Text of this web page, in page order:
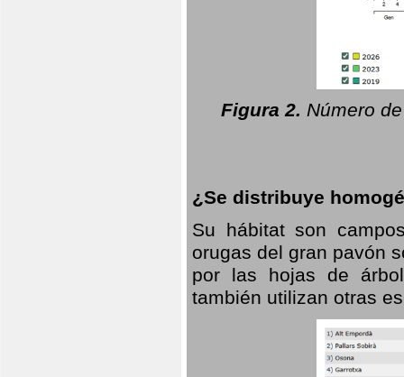
Figura 2. Número
¿Se distribuye
Su hábitat son
orugas del gran pavón
por las hojas de
también utilizan otras